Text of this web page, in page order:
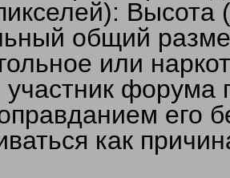
Высота
общий
или
форума
его
как